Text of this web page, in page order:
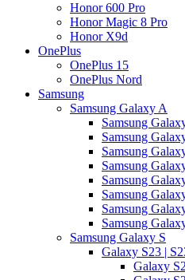
Honor 600 Pro
Honor Magic 8 Pro
Honor X9d
OnePlus
OnePlus 15
OnePlus Nord
Samsung
Samsung Galaxy A
Samsung
Samsung
Samsung
Samsung
Samsung
Samsung
Samsung
Samsung
Samsung Galaxy S
Galaxy S23 |
Galaxy